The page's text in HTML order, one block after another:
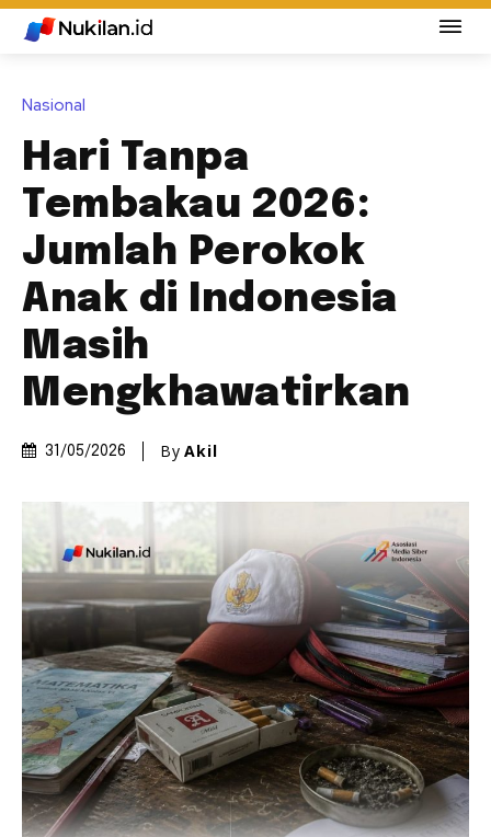
Nasional
Hari Tanpa
Tembakau 2026:
Jumlah Perokok
Anak di Indonesia
Masih
Mengkhawatirkan
31/05/2026 By Akil